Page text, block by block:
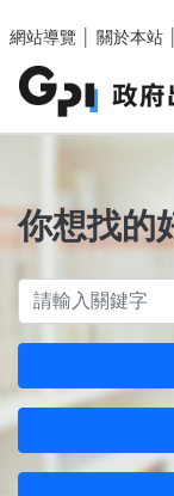
網站導覽
關於本站
你想找的